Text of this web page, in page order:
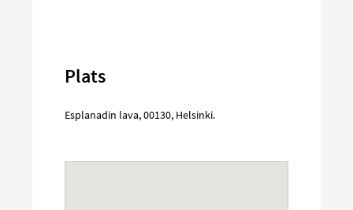
Plats
Esplanadin lava,00130, Helsinki.